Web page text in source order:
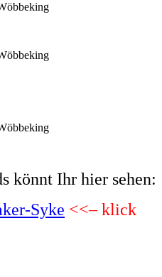
könnt Ihr hier sehen:
Syke <<– klick